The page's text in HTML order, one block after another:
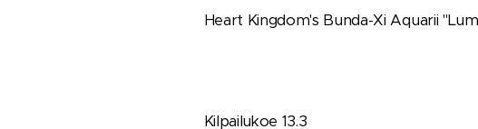
Heart Kingdom's Bunda-Xi Aquarii
Kilpailukoe 13.3